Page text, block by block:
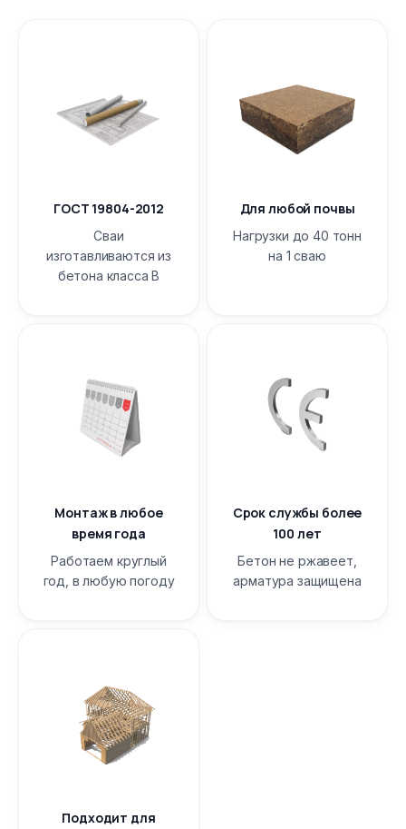
ГОСТ 19804-2012
Сваи
изготавливаются из
бетона класса B
Для любой почвы
Нагрузки до 40 тонн
на 1 сваю
Монтаж в любое
время года
Работаем круглый
год, в любую погоду
Срок службы более
100 лет
Бетон не ржавеет,
арматура защищена
Подходит для